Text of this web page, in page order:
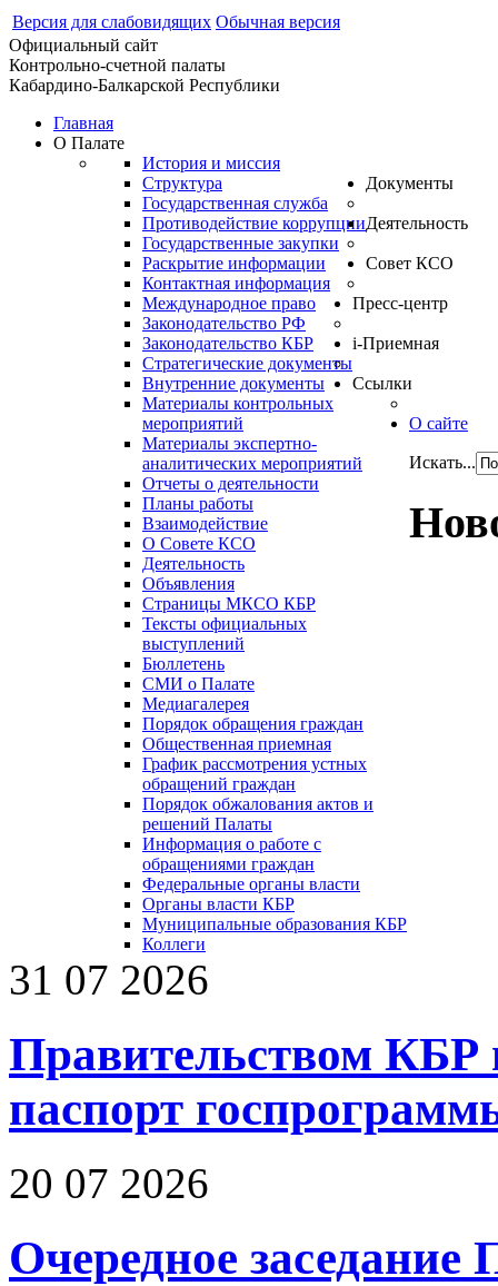
Версия для слабовидящих Обычная версия
Официальный сайт
Контрольно-счетной палаты
Кабардино-Балкарской Республики
Главная
О Палате
История и миссия
Структура
Государственная служба
Противодействие коррупции
Государственные закупки
Раскрытие информации
Контактная информация
Документы
Международное право
Законодательство РФ
Законодательство КБР
Стратегические документы
Внутренние документы
Деятельность
Материалы контрольных
мероприятий
Материалы экспертно-
аналитических мероприятий
Отчеты о деятельности
Планы работы
Взаимодействие
Совет КСО
О Совете КСО
Деятельность
Объявления
Страницы МКСО КБР
Пресс-центр
Тексты официальных
выступлений
Бюллетень
СМИ о Палате
Медиагалерея
i-Приемная
Порядок обращения граждан
Общественная приемная
График рассмотрения устных
обращений граждан
Порядок обжалования актов и
решений Палаты
Информация о работе с
обращениями граждан
Ссылки
Федеральные органы власти
Органы власти КБР
Муниципальные образования КБР
Коллеги
О сайте
Искать...
31 07 2026
Правительством КБР
паспорт
20 07 2026
Очередное